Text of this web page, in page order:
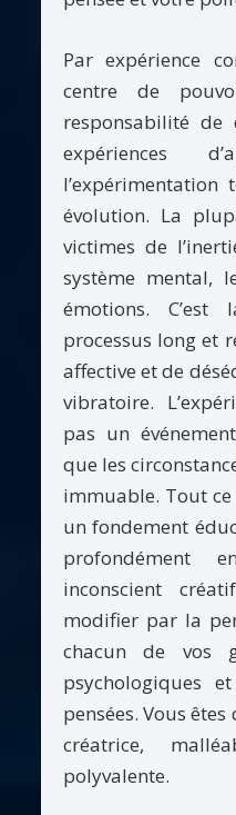
Par expérience
centre de
responsabilité de
expériences
évolution. La
victimes de
système mental,
émotions. C’est
processus long et
affective et de
vibratoire.
pas un
que les
immuable. Tout
un fondement
profondément
inconscient
modifier par la
chacun de vos
psychologiques
pensées. Vous êtes
créatrice,
polyvalente.